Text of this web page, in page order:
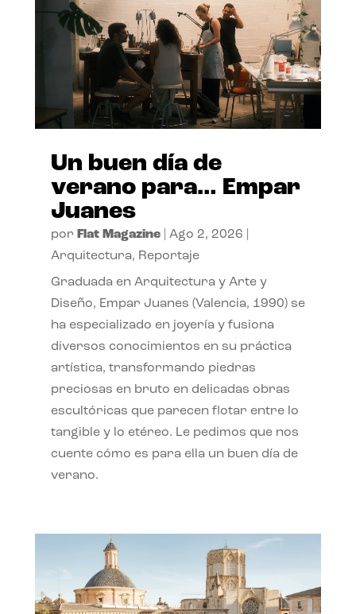
Un buen día de
verano para… Empar
Juanes
por Flat Magazine| Ago 2, 2026
Arquitectura, Reportaje
Graduada en Arquitectura y Arte y
Diseño, Empar Juanes (Valencia, 1990) se
ha especializado en joyería y fusiona
diversos conocimientos en su práctica
artística, transformando piedras
preciosas en bruto en delicadas obras
escultóricas que parecen flotar entre lo
tangible y lo etéreo. Le pedimos que nos
cuente cómo es para ella un buen día de
verano.